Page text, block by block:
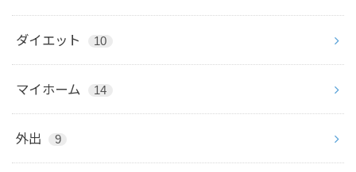
ダイエット 10
マイホーム 14
外出 9